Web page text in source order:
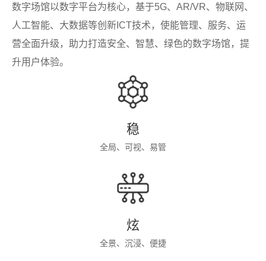
数字场馆以数字平台为核心，基于5G、AR/VR、物联网、
人工智能、大数据等创新ICT技术，使能管理、服务、运
营全面升级，助力打造安全、智慧、绿色的数字场馆，提
升用户体验。
稳
全局、可视、易管
炫
全景、沉浸、便捷